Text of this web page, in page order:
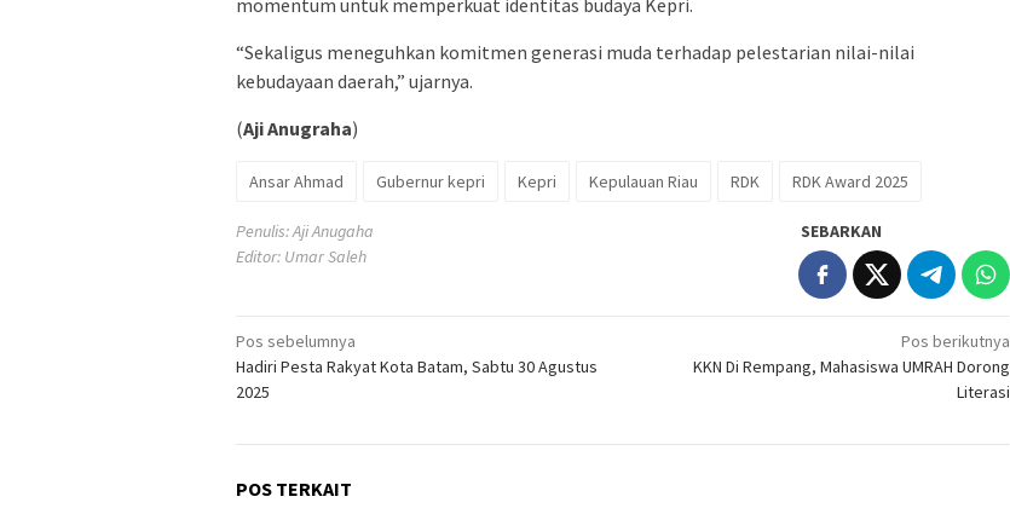
“Sekaligus meneguhkan komitmen generasi muda terhadap pelestarian nilai-nilai
kebudayaan daerah,” ujarnya.
(Aji Anugraha)
Ansar Ahmad Gubernur kepri Kepri Kepulauan Riau RDK RDK Award 2025
Penulis: Aji Anugaha
Editor: Umar Saleh
SEBARKAN
Navigasi
pos
Pos sebelumnya
Hadiri Pesta Rakyat Kota Batam, Sabtu 30 Agustus
2025
Pos berikutnya
KKN Di Rempang, Mahasiswa UMRAH Dorong
Literasi
POS TERKAIT